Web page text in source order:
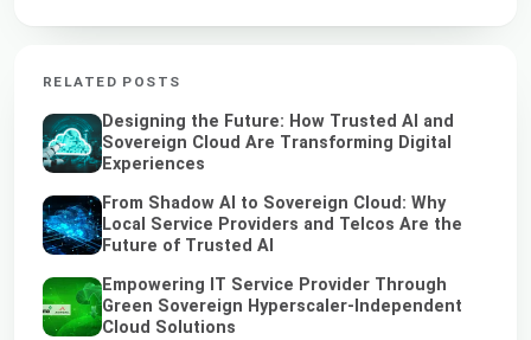
RELATED POSTS
Designing the Future: How Trusted AI and
Sovereign Cloud Are Transforming Digital
Experiences
From Shadow AI to Sovereign Cloud: Why
Local Service Providers and Telcos Are the
Future of Trusted AI
Empowering IT Service Provider Through
Green Sovereign Hyperscaler-Independent
Cloud Solutions